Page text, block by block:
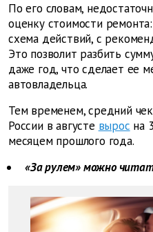
По его словам,
оценку стоимости
схема действий, с
Это позволит разбить
даже год, что сделает ее
автовладельца.
Тем временем, средний
России в августе вырос на
месяцем прошлого года.
«За рулем» можно